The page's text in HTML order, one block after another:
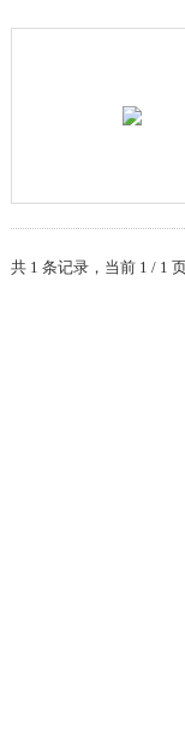
共 1 条记录，当前 1 / 1